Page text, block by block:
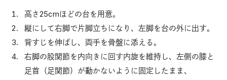
高さ25cmほどの台を用意。
縦にして右脚で片脚立ちになり、左脚を台の外に出す。
背すじを伸ばし、両手を骨盤に添える。
右脚の股関節を内向きに回す内旋を維持し、左側の膝と
足首（足関節）が動かないように固定したまま、